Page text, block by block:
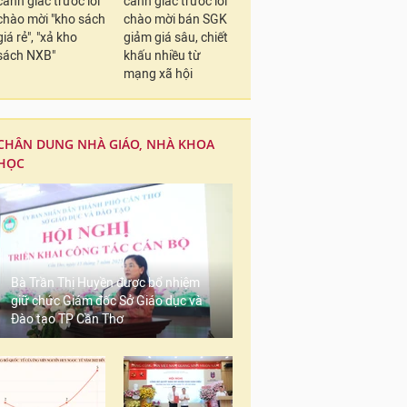
mời "kho sách
rẻ", "xả kho
NXB"
chào mời bán SGK
giảm giá sâu, chiết
khấu nhiều từ
mạng xã hội
DUNG NHÀ GIÁO, NHÀ KHOA
Bà Trần Thị Huyền được bổ nhiệm
giữ chức Giám đốc Sở Giáo dục và
Đào tạo TP Cần Thơ